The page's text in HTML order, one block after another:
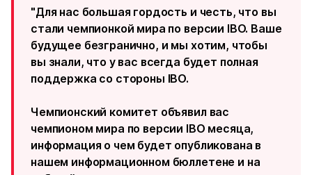
"Для нас большая гордость и честь, что вы
стали чемпионкой мира по версии IBO. Ваше
будущее безгранично, и мы хотим, чтобы
вы знали, что у вас всегда будет полная
поддержка со стороны IBO.
Чемпионский комитет объявил вас
чемпионом мира по версии IBO месяца,
информация о чем будет опубликована в
нашем информационном бюллетене и на